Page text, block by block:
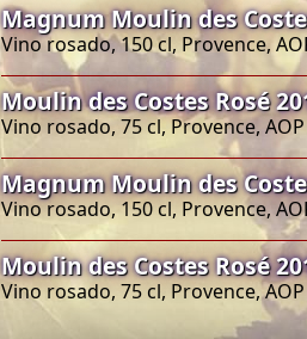
Magnum Moulin des
Vino rosado, 150 cl, Provence,
Moulin des Costes Rosé
Vino rosado, 75 cl, Provence,
Magnum Moulin des
Vino rosado, 150 cl, Provence,
Moulin des Costes Rosé
Vino rosado, 75 cl, Provence,